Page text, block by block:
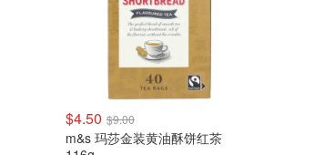
$4.50 $9.00
m&s 玛莎金装黄油酥饼红茶